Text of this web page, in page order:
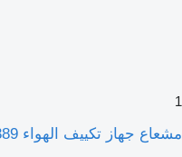
1
مشعاع جهاز تكييف الهواء 2014389-12 لـ الشاحنات Scania